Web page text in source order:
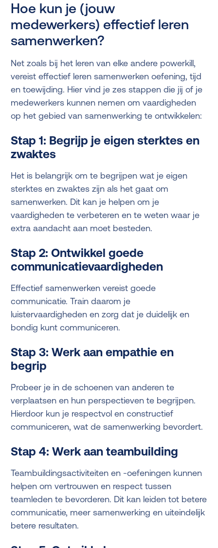
Hoe kun je (jouw
medewerkers) effectief leren
samenwerken?
Net zoals bij het leren van elke andere powerkill,
vereist effectief leren samenwerken oefening, tijd
en toewijding. Hier vind je zes stappen die jij of je
medewerkers kunnen nemen om vaardigheden
op het gebied van samenwerking te ontwikkelen:
Stap 1: Begrijp je eigen sterktes en
zwaktes
Het is belangrijk om te begrijpen wat je eigen
sterktes en zwaktes zijn als het gaat om
samenwerken. Dit kan je helpen om je
vaardigheden te verbeteren en te weten waar je
extra aandacht aan moet besteden.
Stap 2: Ontwikkel goede
communicatievaardigheden
Effectief samenwerken vereist goede
communicatie. Train daarom je
luistervaardigheden en zorg dat je duidelijk en
bondig kunt communiceren.
Stap 3: Werk aan empathie en
begrip
Probeer je in de schoenen van anderen te
verplaatsen en hun perspectieven te begrijpen.
Hierdoor kun je respectvol en constructief
communiceren, wat de samenwerking bevordert.
Stap 4: Werk aan teambuilding
Teambuildingsactiviteiten en -oefeningen kunnen
helpen om vertrouwen en respect tussen
teamleden te bevorderen. Dit kan leiden tot betere
communicatie, meer samenwerking en uiteindelijk
betere resultaten.